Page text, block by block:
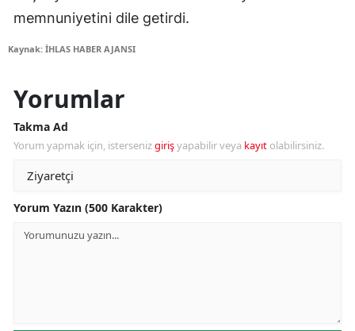
memnuniyetini dile getirdi.
Kaynak: İHLAS HABER AJANSI
Yorumlar
Takma Ad
Yorum yapmak için, istersenizgirişyapabilir veya kayıt olabilirsiniz.
Yorum Yazın (500 Karakter)